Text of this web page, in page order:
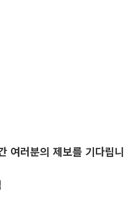
여러분의 제보를 기다립니